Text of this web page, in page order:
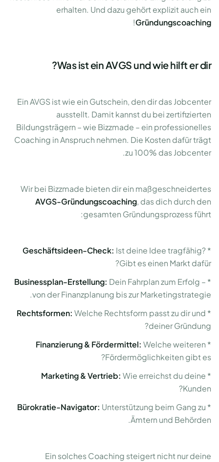
erhalten. Und dazu gehört explizit auch ein
Gründungscoaching
!
Was ist ein AVGS und wie hilft er dir?
Ein AVGS ist wie ein Gutschein, den dir das Jobcenter
ausstellt. Damit kannst du bei zertifizierten
Bildungsträgern – wie Bizzmade – ein professionelles
Coaching in Anspruch nehmen. Die Kosten dafür trägt
zu 100% das Jobcenter.
Wir bei Bizzmade bieten dir ein maßgeschneidertes
AVGS-Gründungscoaching, das dich durch den
gesamten Gründungsprozess führt:
*
Geschäftsideen-Check: Ist deine Idee tragfähig?
Gibt es einen Markt dafür?
*
Businessplan-Erstellung: Dein Fahrplan zum Erfolg –
von der Finanzplanung bis zur Marketingstrategie.
*
Rechtsformen: Welche Rechtsform passt zu dir und
deiner Gründung?
*
Finanzierung & Fördermittel: Welche weiteren
Fördermöglichkeiten gibt es?
*
Marketing & Vertrieb: Wie erreichst du deine
Kunden?
*
Bürokratie-Navigator: Unterstützung beim Gang zu
Ämtern und Behörden.
Ein solches Coaching steigert nicht nur deine